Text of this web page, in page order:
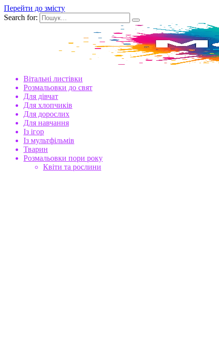
Перейти до змісту
Search for:
Вітальні листівки
Розмальовки до свят
Для дівчат
Для хлопчиків
Для дорослих
Для навчання
Із ігор
Із мультфільмів
Тварин
Розмальовки пори року
Квіти та рослини